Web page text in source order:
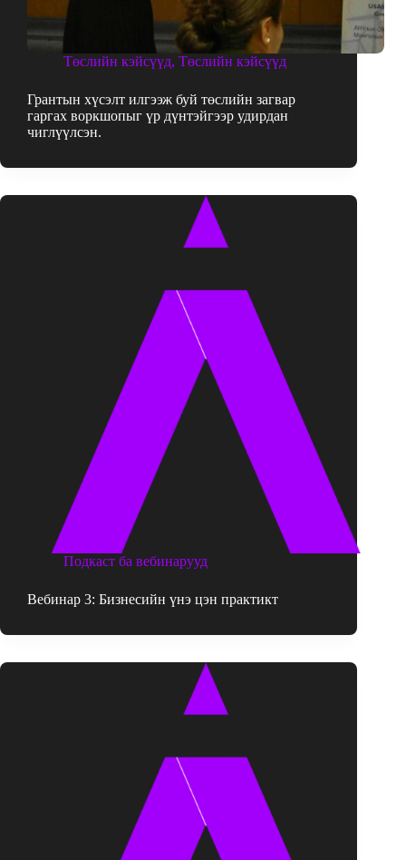
Төслийн кэйсүүд, Төслийн кэйсүүд
Грантын хүсэлт илгээж буй төслийн загвар
гаргах воркшопыг үр дүнтэйгээр удирдан
чиглүүлсэн.
Подкаст ба вебинарууд
Вебинар 3: Бизнесийн үнэ цэн практикт